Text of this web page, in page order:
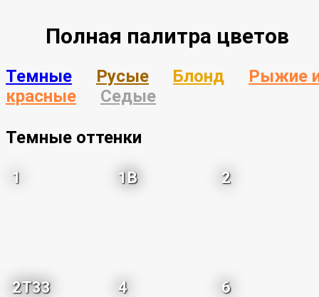
Полная палитра цветов
Темные Русые Блонд
Рыжие
красные
Седые
Темные оттенки
1 1B 2
2T33 4 6